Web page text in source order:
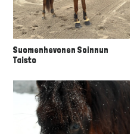
Suomenhevonen Soinnun
Taisto